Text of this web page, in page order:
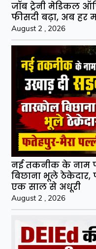
जॉब ट्रेनी मेडिकल
फीसदी बढ़ा, अब हर
August 2 , 2026
नई तकनीक के नाम
बिछाना भूले
एक साल से अधूरी
August 2 , 2026